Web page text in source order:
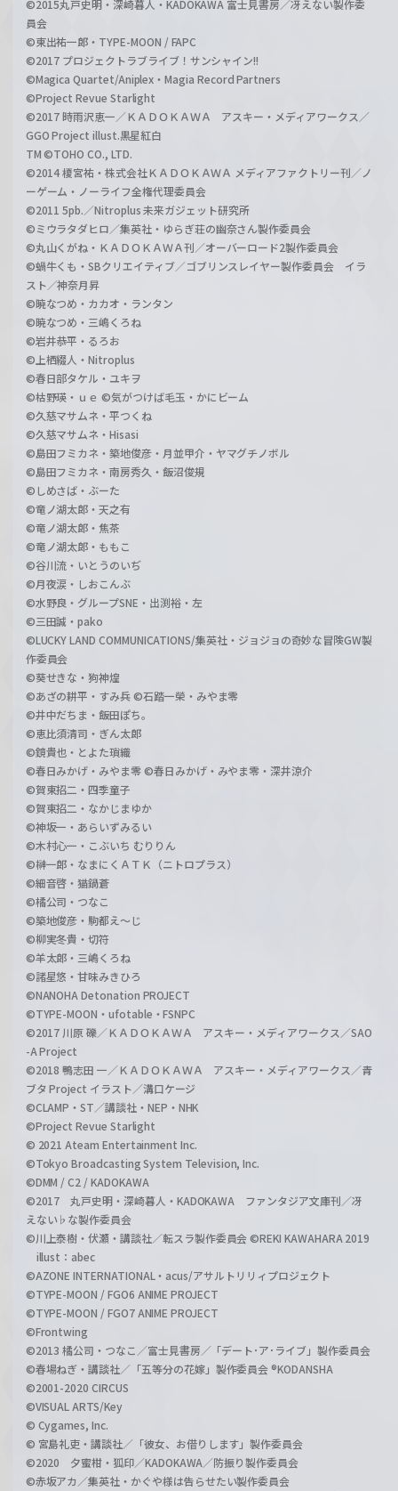
©2015丸戸史明・深崎暮人・KADOKAWA 富士見書房／冴えない製作委
員会
©東出祐一郎・TYPE-MOON / FAPC
©2017 プロジェクトラブライブ！サンシャイン!!
©Magica Quartet/Aniplex・Magia Record Partners
©Project Revue Starlight
©2017 時雨沢恵一／ＫＡＤＯＫＡＷＡ アスキー・メディアワークス／
GGO Project illust.黒星紅白
TM ©TOHO CO., LTD.
©2014 榎宮祐・株式会社ＫＡＤＯＫＡＷＡ メディアファクトリー刊／ノ
ーゲーム・ノーライフ全権代理委員会
©2011 5pb.／Nitroplus 未来ガジェット研究所
©ミウラタダヒロ／集英社・ゆらぎ荘の幽奈さん製作委員会
©丸山くがね・ＫＡＤＯＫＡＷＡ刊／オーバーロード2製作委員会
©蝸牛くも・SBクリエイティブ／ゴブリンスレイヤー製作委員会 イラ
スト／神奈月昇
©暁なつめ・カカオ・ランタン
©暁なつめ・三嶋くろね
©岩井恭平・るろお
©上栖綴人・Nitroplus
©春日部タケル・ユキヲ
©枯野瑛・ｕｅ ©気がつけば毛玉・かにビーム
©久慈マサムネ・平つくね
©久慈マサムネ・Hisasi
©島田フミカネ・築地俊彦・月並甲介・ヤマグチノボル
©島田フミカネ・南房秀久・飯沼俊規
©しめさば・ぶーた
©竜ノ湖太郎・天之有
©竜ノ湖太郎・焦茶
©竜ノ湖太郎・ももこ
©谷川流・いとうのいぢ
©月夜涙・しおこんぶ
©水野良・グループSNE・出渕裕・左
©三田誠・pako
©LUCKY LAND COMMUNICATIONS/集英社・ジョジョの奇妙な冒険GW製
作委員会
©葵せきな・狗神煌
©あざの耕平・すみ兵 ©石踏一榮・みやま零
©井中だちま・飯田ぽち。
©恵比須清司・ぎん太郎
©鏡貴也・とよた瑣織
©春日みかげ・みやま零 ©春日みかげ・みやま零・深井涼介
©賀東招二・四季童子
©賀東招二・なかじまゆか
©神坂一・あらいずみるい
©木村心一・こぶいち むりりん
©榊一郎・なまにくＡＴＫ（ニトロプラス）
©細音啓・猫鍋蒼
©橘公司・つなこ
©築地俊彦・駒都え～じ
©柳実冬貴・切符
©羊太郎・三嶋くろね
©諸星悠・甘味みきひろ
©NANOHA Detonation PROJECT
©TYPE-MOON・ufotable・FSNPC
©2017 川原 礫／ＫＡＤＯＫＡＷＡ アスキー・メディアワークス／SAO
-A Project
©2018 鴨志田 一／ＫＡＤＯＫＡＷＡ アスキー・メディアワークス／青
ブタ Project イラスト／溝口ケージ
©CLAMP・ST／講談社・NEP・NHK
©Project Revue Starlight
© 2021 Ateam Entertainment Inc.
©Tokyo Broadcasting System Television, Inc.
©DMM / C2 / KADOKAWA
©2017 丸戸史明・深崎暮人・KADOKAWA ファンタジア文庫刊／冴
えない♭な製作委員会
©川上泰樹・伏瀬・講談社／転スラ製作委員会 ©REKI KAWAHARA 2019
illust：abec
©AZONE INTERNATIONAL・acus/アサルトリリィプロジェクト
©TYPE-MOON / FGO6 ANIME PROJECT
©TYPE-MOON / FGO7 ANIME PROJECT
©Frontwing
©2013 橘公司・つなこ／富士見書房／「デート･ア･ライブ」製作委員会
©春場ねぎ・講談社／「五等分の花嫁」製作委員会 ®KODANSHA
©2001-2020 CIRCUS
©VISUAL ARTS/Key
© Cygames, Inc.
© 宮島礼吏・講談社／「彼女、お借りします」製作委員会
©2020 夕蜜柑・狐印／KADOKAWA／防振り製作委員会
©赤坂アカ／集英社・かぐや様は告らせたい製作委員会